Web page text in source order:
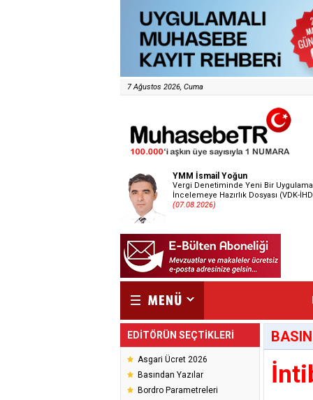
7 Ağustos 2026, Cuma
YMM İsmail Yoğun
Vergi Denetiminde Yeni Bir
İncelemeye Hazırlık Dosyası (VDK-
(07.08.2026)
EDİTÖRÜN SEÇTİKLERİ
Asgari Ücret 2026
Basından Yazılar
Bordro Parametreleri